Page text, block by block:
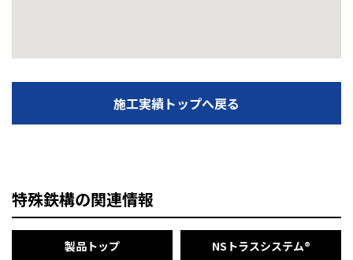
施工実績トップへ戻る
特殊鉄構の関連情報
製品トップ NSトラスシステム®